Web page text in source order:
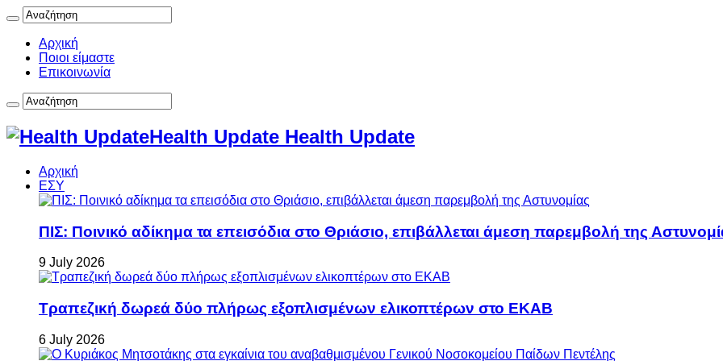
Αρχική
Ποιοι είμαστε
Επικοινωνία
Health Update Health Update
Αρχική
ΕΣΥ
ΠΙΣ: Ποινικό αδίκημα τα επεισόδια στο Θριάσιο, επιβάλλεται άμεση παρεμβολή της
9 July 2026
Τραπεζική δωρεά δύο πλήρως εξοπλισμένων ελικοπτέρων στο ΕΚΑΒ
6 July 2026